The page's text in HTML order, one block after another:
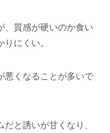
、質感が硬いのか食い
にくい。
悪くなることが多いで
と誘いが甘くなり、